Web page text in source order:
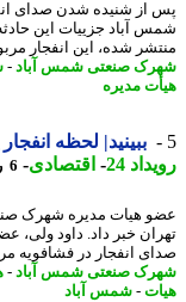
شنیده شدن صدای
آباد جزییات این حادثه و
شده، این انفجار مربوط
صنعتی شمس آباد-
مدیره
ببینید| لحظه انفجار
24
-اقتصادی-6 روز پیش - سه شنبه 13 مرداد 1405، 15:32
هیات مدیره شهرک صنعتی
خبر داد. داود ولی، عضو
انفجار در فشافویه
صنعتی شمس آباد-
-شمس آباد